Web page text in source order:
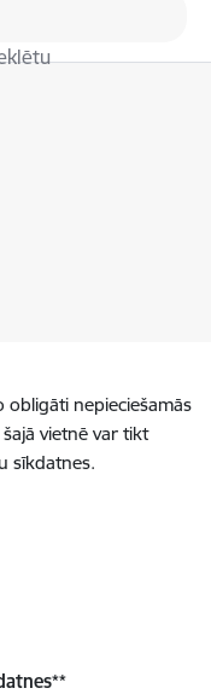
obligāti nepieciešamās
vietnē var tikt
sīkdatnes.
**